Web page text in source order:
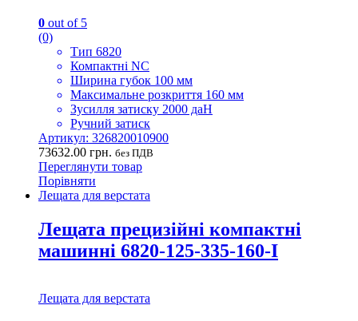
0 out of 5
(0)
Тип 6820
Компактні NC
Ширина губок 100 мм
Максимальне розкриття 160 мм
Зусилля затиску 2000 даН
Ручний затиск
Артикул: 326820010900
73632.00 грн. без ПДВ
Переглянути товар
Порівняти
Лещата для верстата
Лещата прецизійні компактні
машинні 6820-125-335-160-I
Лещата для верстата